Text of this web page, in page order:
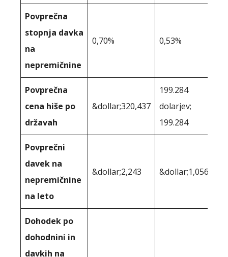
Povprečna
stopnja davka
na
nepremičnine
0,70% 0,53%
Povprečna
cena hiše po
državah
&dollar;320,437
199.284
dolarjev;
199.284
Povprečni
davek na
nepremičnine
na leto
&dollar;2,243 &dollar;1,056
Dohodek po
dohodnini in
davkih na